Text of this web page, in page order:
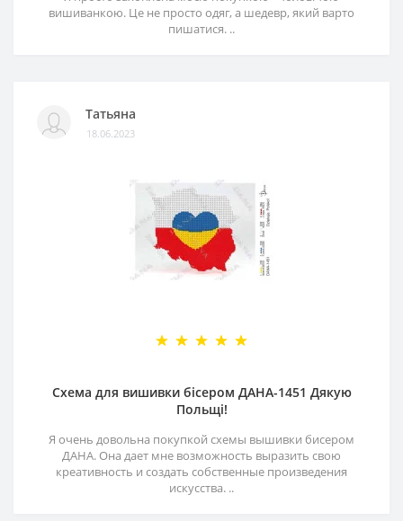
вишиванкою. Це не просто одяг, а шедевр, який варто
пишатися. ..
Татьяна
18.06.2023
Схема для вишивки бісером ДАНА-1451 Дякую
Польщі!
Я очень довольна покупкой схемы вышивки бисером
ДАНА. Она дает мне возможность выразить свою
креативность и создать собственные произведения
искусства. ..